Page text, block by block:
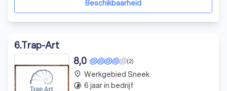
Beschikbaarheid
6.Trap-Art
(2)
8,0
place Werkgebied Sneek
timelapse 6 jaar in bedrijf